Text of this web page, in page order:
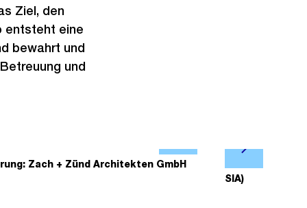
Ziel, den
entsteht eine
bewahrt und
und
f
Zach + Zünd Architekten GmbH
SIA)